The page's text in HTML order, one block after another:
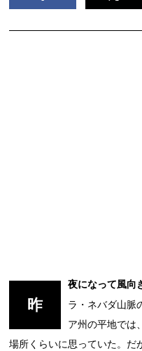
昨
夜になって風向
ラ・ネバダ山脈
ア州の平地では
場所くらいに思っていた。だ